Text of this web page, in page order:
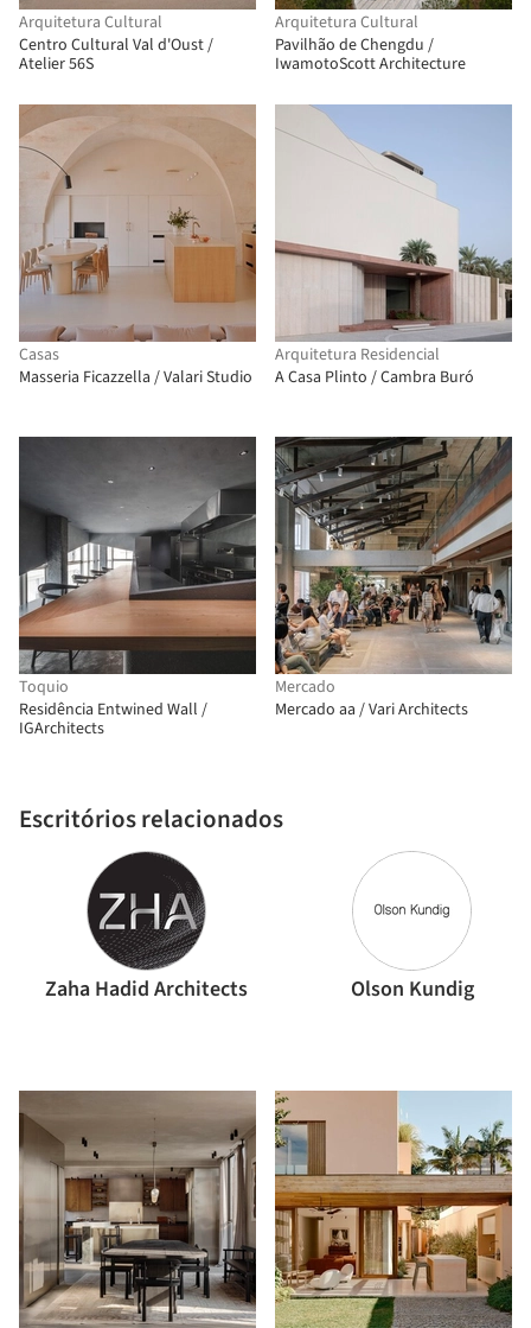
Arquitetura Cultural
Centro Cultural Val d'Oust /
Atelier 56S
Arquitetura Cultural
Pavilhão de Chengdu /
IwamotoScott Architecture
Casas
Masseria Ficazzella / Valari Studio
Arquitetura Residencial
A Casa Plinto / Cambra Buró
Toquio
Residência Entwined Wall /
IGArchitects
Escritórios relacionados
Zaha Hadid Architects Olson Kundig
Mercado
Mercado aa / Vari Architects